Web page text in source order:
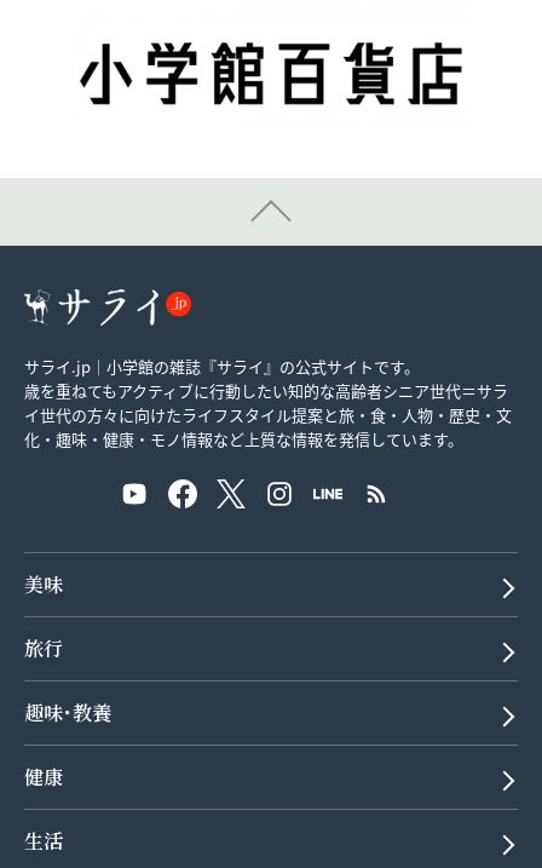
サライ.jp｜小学館の雑誌『サライ』の公式サイトです。
歳を重ねてもアクティブに行動したい知的な高齢者シニア世代＝サラ
イ世代の方々に向けたライフスタイル提案と旅・食・人物・歴史・文
化・趣味・健康・モノ情報など上質な情報を発信しています。
美味
旅行
趣味･教養
健康
生活